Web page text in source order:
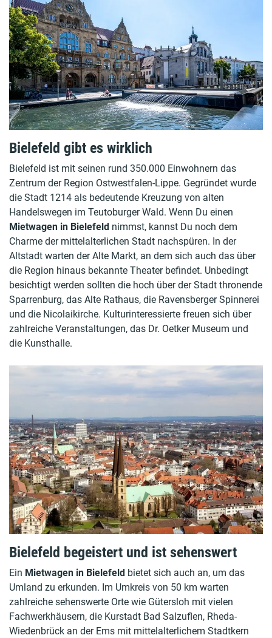
Bielefeld gibt es wirklich
Bielefeld ist mit seinen rund 350.000 Einwohnern das
Zentrum der Region Ostwestfalen-Lippe. Gegründet wurde
die Stadt 1214 als bedeutende Kreuzung von alten
Handelswegen im Teutoburger Wald. Wenn Du einen
Mietwagen in Bielefeld nimmst, kannst Du noch dem
Charme der mittelalterlichen Stadt nachspüren. In der
Altstadt warten der Alte Markt, an dem sich auch das über
die Region hinaus bekannte Theater befindet. Unbedingt
besichtigt werden sollten die hoch über der Stadt thronende
Sparrenburg, das Alte Rathaus, die Ravensberger Spinnerei
und die Nicolaikirche. Kulturinteressierte freuen sich über
zahlreiche Veranstaltungen, das Dr. Oetker Museum und
die Kunsthalle.
Bielefeld begeistert und ist sehenswert
Ein Mietwagen in Bielefeld bietet sich auch an, um das
Umland zu erkunden. Im Umkreis von 50 km warten
zahlreiche sehenswerte Orte wie Gütersloh mit vielen
Fachwerkhäusern, die Kurstadt Bad Salzuflen, Rheda-
Wiedenbrück an der Ems mit mittelalterlichem Stadtkern